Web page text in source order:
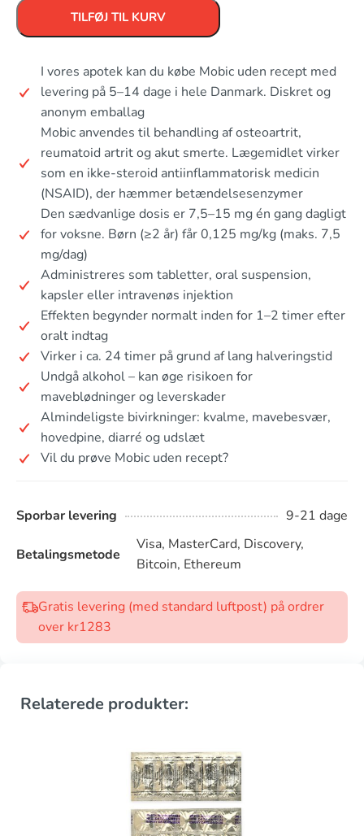
TILFØJ TIL KURV
I vores apotek kan du købe Mobic uden recept med
levering på 5–14 dage i hele Danmark. Diskret og
anonym emballag
Mobic anvendes til behandling af osteoartrit,
reumatoid artrit og akut smerte. Lægemidlet virker
som en ikke-steroid antiinflammatorisk medicin
(NSAID), der hæmmer betændelsesenzymer
Den sædvanlige dosis er 7,5–15 mg én gang dagligt
for voksne. Børn (≥2 år) får 0,125 mg/kg (maks. 7,5
mg/dag)
Administreres som tabletter, oral suspension,
kapsler eller intravenøs injektion
Effekten begynder normalt inden for 1–2 timer efter
oralt indtag
Virker i ca. 24 timer på grund af lang halveringstid
Undgå alkohol – kan øge risikoen for
maveblødninger og leverskader
Almindeligste bivirkninger: kvalme, mavebesvær,
hovedpine, diarré og udslæt
Vil du prøve Mobic uden recept?
Sporbar levering 9-21 dage
Betalingsmetode
Visa, MasterCard, Discovery,
Bitcoin, Ethereum
Gratis levering (med standard luftpost) på ordrer
over kr1283
Relaterede produkter: